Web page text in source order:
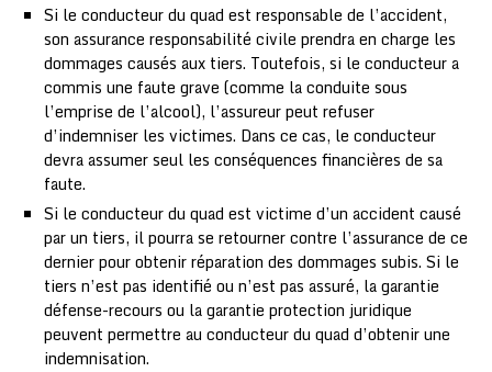
Si le conducteur du quad est responsable de l’accident,
son assurance responsabilité civile prendra en charge les
dommages causés aux tiers. Toutefois, si le conducteur a
commis une faute grave (comme la conduite sous
l’emprise de l’alcool), l’assureur peut refuser
d’indemniser les victimes. Dans ce cas, le conducteur
devra assumer seul les conséquences financières de sa
faute.
Si le conducteur du quad est victime d’un accident causé
par un tiers, il pourra se retourner contre l’assurance de ce
dernier pour obtenir réparation des dommages subis. Si le
tiers n’est pas identifié ou n’est pas assuré, la garantie
défense-recours ou la garantie protection juridique
peuvent permettre au conducteur du quad d’obtenir une
indemnisation.